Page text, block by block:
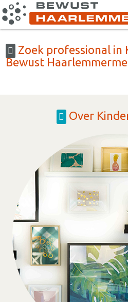
Zoek professional in
Bewust
Over